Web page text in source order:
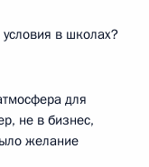
в школах?
для
не в бизнес,
желание